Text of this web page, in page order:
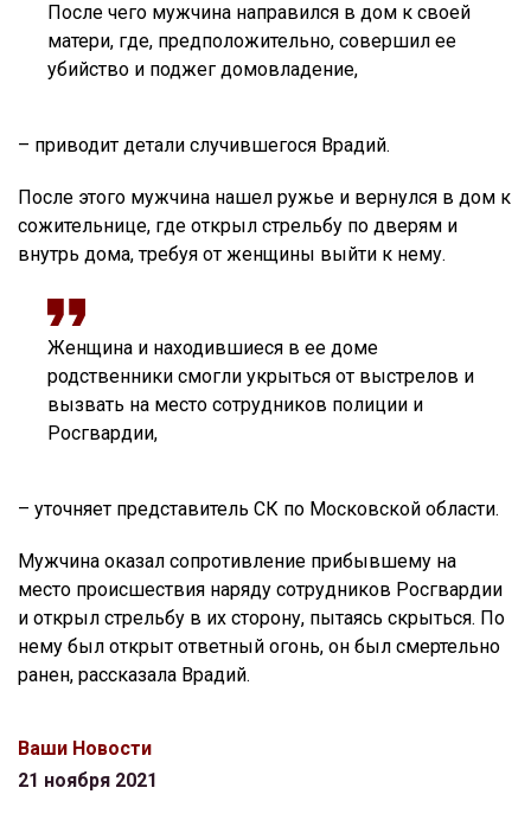
После чего мужчина направился в дом к своей
матери, где, предположительно, совершил ее
убийство и поджег домовладение,
– приводит детали случившегося Врадий.
После этого мужчина нашел ружье и вернулся в дом к
сожительнице, где открыл стрельбу по дверям и
внутрь дома, требуя от женщины выйти к нему.
Женщина и находившиеся в ее доме
родственники смогли укрыться от выстрелов и
вызвать на место сотрудников полиции и
Росгвардии,
– уточняет представитель СК по Московской области.
Мужчина оказал сопротивление прибывшему на
место происшествия наряду сотрудников Росгвардии
и открыл стрельбу в их сторону, пытаясь скрыться. По
нему был открыт ответный огонь, он был смертельно
ранен, рассказала Врадий.
Ваши Новости
21 ноября 2021